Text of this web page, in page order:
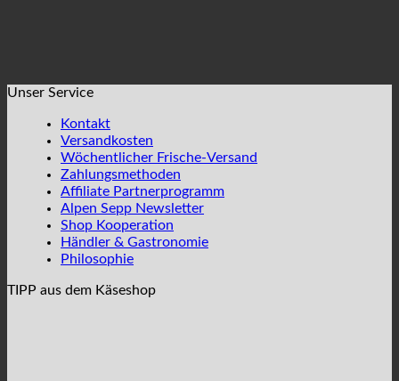
Unser Service
Kontakt
Versandkosten
Wöchentlicher Frische-Versand
Zahlungsmethoden
Affiliate Partnerprogramm
Alpen Sepp Newsletter
Shop Kooperation
Händler & Gastronomie
Philosophie
TIPP aus dem Käseshop